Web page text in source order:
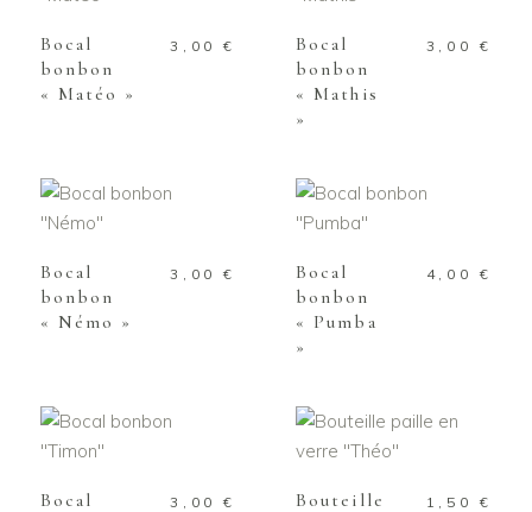
Bocal
bonbon
« Matéo »
3,00€
Bocal
bonbon
« Mathis
»
3,00 €
AJOUTER AU
Bocal
bonbon
« Némo »
3,00€
AJOUTER AU
PANIER
Bocal
bonbon
« Pumba
»
4,00 €
AJOUTER AU
Bocal
3,00€
AJOUTER AU
PANIER
Bouteille
1,50 €